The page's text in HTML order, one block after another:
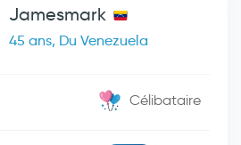
Jamesmark
45 ans, Du Venezuela
Célibataire